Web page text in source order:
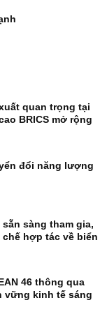
quan trọng tại
BRICS mở rộng
đổi năng lượng
sàng tham gia,
hợp tác về biển
46 thông qua
vững kinh tế sáng